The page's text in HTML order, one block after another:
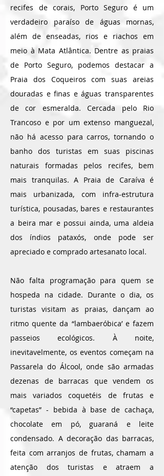
recifes de corais, Porto Seguro é um
verdadeiro paraíso de águas mornas,
além de enseadas, rios e riachos em
meio à Mata Atlântica. Dentre as praias
de Porto Seguro, podemos destacar a
Praia dos Coqueiros com suas areias
douradas e finas e águas transparentes
de cor esmeralda. Cercada pelo Rio
Trancoso e por um extenso manguezal,
não há acesso para carros, tornando o
banho dos turistas em suas piscinas
naturais formadas pelos recifes, bem
mais tranquilas. A Praia de Caraíva é
mais urbanizada, com infra-estrutura
turística, pousadas, bares e restaurantes
a beira mar e possui ainda, uma aldeia
dos índios pataxós, onde pode ser
apreciado e comprado artesanato local.
Não falta programação para quem se
hospeda na cidade. Durante o dia, os
turistas visitam as praias, dançam ao
ritmo quente da “lambaeróbica’ e fazem
passeios ecológicos. À noite,
inevitavelmente, os eventos começam na
Passarela do Álcool, onde são armadas
dezenas de barracas que vendem os
mais variados coquetéis de frutas e
“capetas” - bebida à base de cachaça,
chocolate em pó, guaraná e leite
condensado. A decoração das barracas,
feita com arranjos de frutas, chamam a
atenção dos turistas e atraem a